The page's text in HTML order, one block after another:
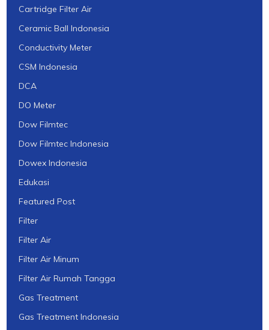
Cartridge Filter Air
Ceramic Ball Indonesia
Conductivity Meter
CSM Indonesia
DCA
DO Meter
Dow Filmtec
Dow Filmtec Indonesia
Dowex Indonesia
Edukasi
Featured Post
Filter
Filter Air
Filter Air Minum
Filter Air Rumah Tangga
Gas Treatment
Gas Treatment Indonesia